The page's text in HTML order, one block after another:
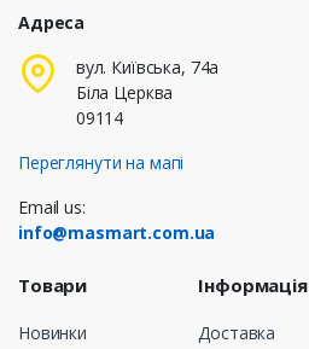
Адреса
вул. Київська, 74а
Біла Церква
09114
Переглянути на мапі
Email us:
info@masmart.com.ua
Товари
Новинки
Інформація
Доставка